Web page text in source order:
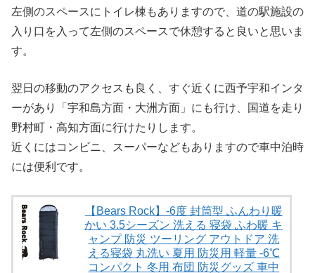
左側のスペースにトイレ棟もありますので、道の駅施設の
入り口を入って左側のスペースで休憩すると良いと思いま
す。
翌日の移動のアクセスも良く、すぐ近くに西予宇和インタ
ーがあり「宇和島方面・大洲方面」にも行け、国道を走り
野村町・高知方面に行けたりします。
近くにはコンビニ、スーパーなどもありますので車中泊時
には便利です。
【Bears Rock】-6度 封筒型 ふんわり暖
かい 3.5シーズン 洗える 寝袋 ふわ暖 キ
ャンプ 防災 ツーリング アウトドア 洗
える寝袋 丸洗い 夏用 防災用 軽量 -6℃
コンパクト 冬用 布団 防災グッズ 車中